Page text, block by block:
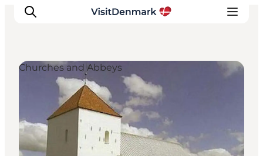
Inspiratie
Bestemmingen
Wat te doen
Accommodaties
Churches and Abbeys